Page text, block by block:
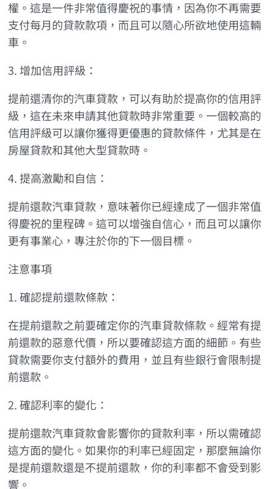
權。這是一件非常值得慶祝的事情，因為你不再需要
支付每月的貸款款項，而且可以隨心所欲地使用這輛
車。
3. 增加信用評級：
提前還清你的汽車貸款，可以有助於提高你的信用評
級，這在未來申請其他貸款時非常重要。一個較高的
信用評級可以讓你獲得更優惠的貸款條件，尤其是在
房屋貸款和其他大型貸款時。
4. 提高激勵和自信：
提前還款汽車貸款，意味著你已經達成了一個非常值
得慶祝的里程碑。這可以增強自信心，而且可以讓你
更有事業心，專注於你的下一個目標。
注意事項
1. 確認提前還款條款：
在提前還款之前要確定你的汽車貸款條款。經常有提
前還款的惡意代價，所以要確認這方面的細節。有些
貸款需要你支付額外的費用，並且有些銀行會限制提
前還款。
2. 確認利率的變化：
提前還款汽車貸款會影響你的貸款利率，所以需確認
這方面的變化。如果你的利率已經固定，那麼無論你
是提前還款還是不提前還款，你的利率都不會受到影
響。